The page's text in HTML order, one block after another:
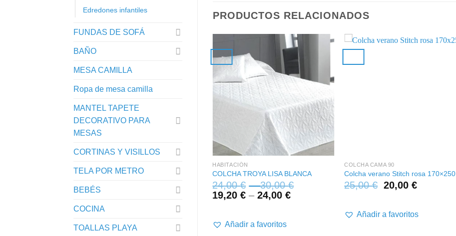
Edredones infantiles
FUNDAS DE SOFÁ
BAÑO
MESA CAMILLA
Ropa de mesa camilla
MANTEL TAPETE
DECORATIVO PARA
MESAS
CORTINAS Y VISILLOS
TELA POR METRO
BEBÉS
COCINA
TOALLAS PLAYA
PRODUCTOS RELACIONADOS
+
HABITACIÓN
COLCHA TROYA LISA BLANCA
24,00€ –30,00€
19,20€ –24,00€
Añadir a favoritos
COLCHA CAMA 90
Colcha verano Stitch rosa 170×250
25,00€ 20,00€
Añadir a favoritos
COLCHA BOUTI CAMA 135 BEJAR
39,00
Añadir a favoritos